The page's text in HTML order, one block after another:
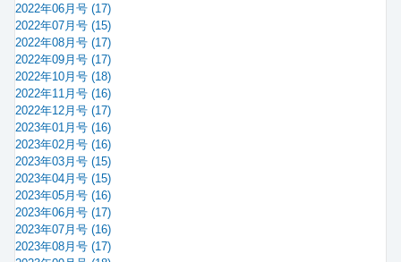
2022年06月号 (17)
2022年07月号 (15)
2022年08月号 (17)
2022年09月号 (17)
2022年10月号 (18)
2022年11月号 (16)
2022年12月号 (17)
2023年01月号 (16)
2023年02月号 (16)
2023年03月号 (15)
2023年04月号 (15)
2023年05月号 (16)
2023年06月号 (17)
2023年07月号 (16)
2023年08月号 (17)